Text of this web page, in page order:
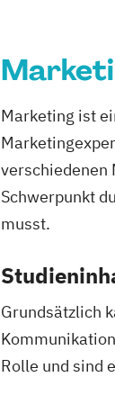
Marketing ist
verschiedenen
Schwerpunkt
musst.
Grundsätzlich
Rolle und sind